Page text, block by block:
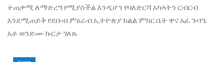
ተጠቃሚ ለማድረግ የሚያስችል እንዲሆን የባለድርሻ አካላትን ርብርብ
እንደሚጠይቅ የደቡብ ምዕራብ ኢትዮጵያ ክልል ምክር ቤት ዋና አፈ ጉባዔ
አቶ ወንድሙ ኩርታ ገለጹ